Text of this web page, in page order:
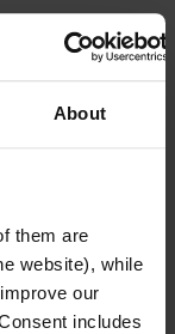
About
them are
website), while
our
includes